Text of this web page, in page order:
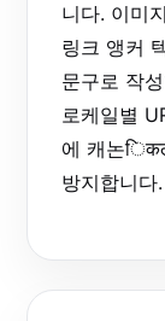
니다. 이미
링크 앵커
문구로 작
로케일별
에 캐논
방지합니다.